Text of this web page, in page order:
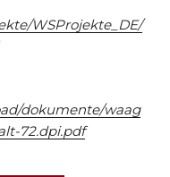
WSProjekte_DE/
dokumente/waag
72.dpi.pdf